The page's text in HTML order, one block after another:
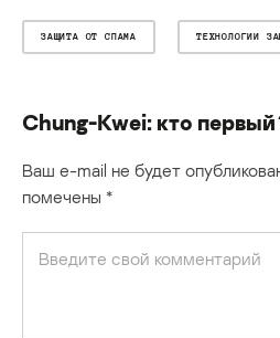
ЗАЩИТА ОТ СПАМА ТЕХНОЛОГИИ
Chung-Kwei: кто
Ваш e-mail не будет
помечены *